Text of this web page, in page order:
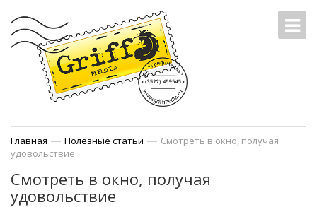
Главная — Полезные статьи — Смотреть в окно, получая
удовольствие
Смотреть в окно, получая
удовольствие